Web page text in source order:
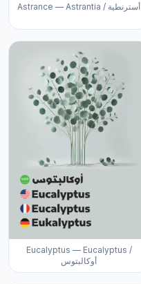
Astrance — Astrantia / أسترنطية
Eucalyptus — Eucalyptus /
أوكالبتوس